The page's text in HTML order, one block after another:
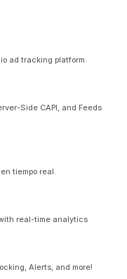
ad tracking platform
Side CAPI, and Feeds
tiempo real.
real-time analytics
Alerts, and more!